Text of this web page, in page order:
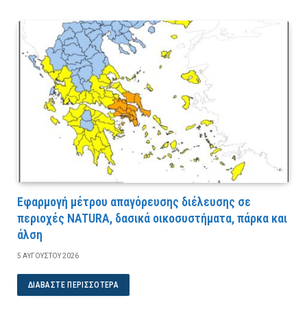
Εφαρμογή μέτρου απαγόρευσης διέλευσης σε
περιοχές NATURA, δασικά οικοσυστήματα, πάρκα και
άλση
5 ΑΥΓΟΎΣΤΟΥ 2026
ΔΙΑΒΆΣΤΕ ΠΕΡΙΣΣΌΤΕΡΑ